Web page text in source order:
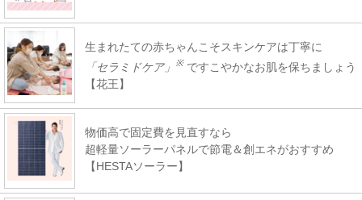
生まれたての赤ちゃんこそスキンケアは丁寧に
「セラミドケア」
※ ですこやかなお肌を保ちましょう
【花王】
物価高で固定費を見直すなら
超軽量ソーラーパネルで節電＆創エネがおすすめ
【HESTAソーラー】